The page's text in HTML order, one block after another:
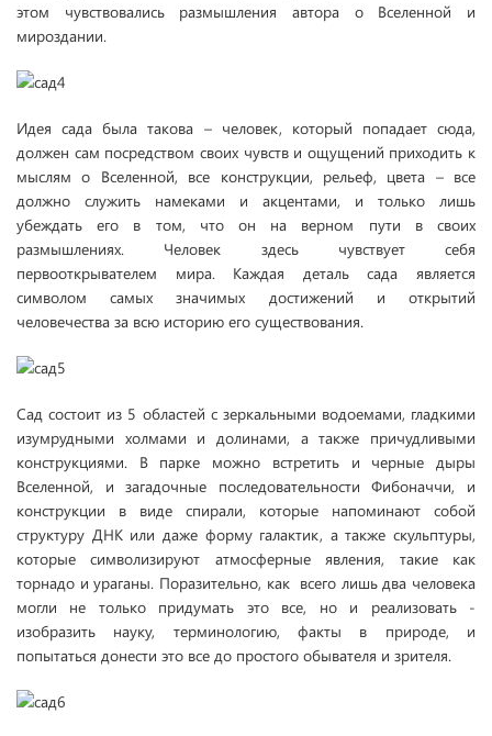
этом чувствовались размышления автора о Вселенной и
мироздании.
Идея сада была такова – человек, который попадает сюда,
должен сам посредством своих чувств и ощущений приходить к
мыслям о Вселенной, все конструкции, рельеф, цвета – все
должно служить намеками и акцентами, и только лишь
убеждать его в том, что он на верном пути в своих
размышлениях. Человек здесь чувствует себя
первооткрывателем мира. Каждая деталь сада является
символом самых значимых достижений и открытий
человечества за всю историю его существования.
Сад состоит из 5 областей с зеркальными водоемами, гладкими
изумрудными холмами и долинами, а также причудливыми
конструкциями. В парке можно встретить и черные дыры
Вселенной, и загадочные последовательности Фибоначчи, и
конструкции в виде спирали, которые напоминают собой
структуру ДНК или даже форму галактик, а также скульптуры,
которые символизируют атмосферные явления, такие как
торнадо и ураганы. Поразительно, как всего лишь два человека
могли не только придумать это все, но и реализовать -
изобразить науку, терминологию, факты в природе, и
попытаться донести это все до простого обывателя и зрителя.